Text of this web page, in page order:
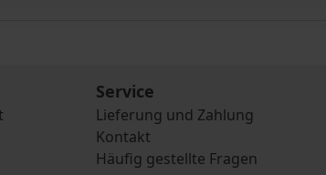
Service
Lieferung und Zahlung
Kontakt
Häufig gestellte Fragen